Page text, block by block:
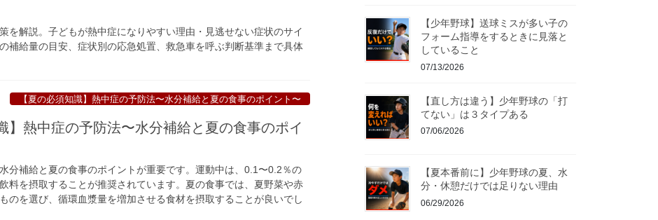
を解説。子どもが熱中症になりやすい理由・見逃せない症状のサイ
補給量の目安、症状別の応急処置、救急車を呼ぶ判断基準まで具体
【夏の必須知識】熱中症の予防法〜水分補給と夏の食事のポイント〜
】熱中症の予防法〜水分補給と夏の食事のポイ
分補給と夏の食事のポイントが重要です。運動中は、0.1〜0.2％の
料を摂取することが推奨されています。夏の食事では、夏野菜や赤
のを選び、循環血漿量を増加させる食材を摂取することが良いでし
【少年野球】送球ミスが多い子の
フォーム指導をするときに見落と
していること
07/13/2026
【直し方は違う】少年野球の「打
てない」は３タイプある
07/06/2026
【夏本番前に】少年野球の夏、水
分・休憩だけでは足りない理由
06/29/2026